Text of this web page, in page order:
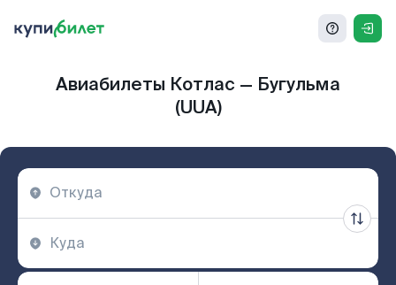
Авиабилеты Котлас — Бугульма
(UUA)